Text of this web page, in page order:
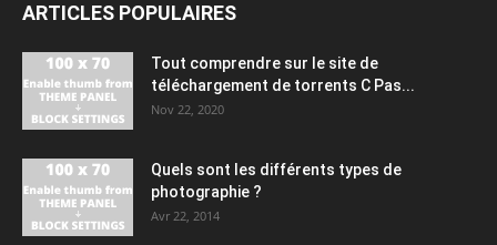
ARTICLES POPULAIRES
Tout comprendre sur le site de
téléchargement de torrents C Pas...
Nov 22, 2020
Quels sont les différents types de
photographie ?
Avr 22, 2014